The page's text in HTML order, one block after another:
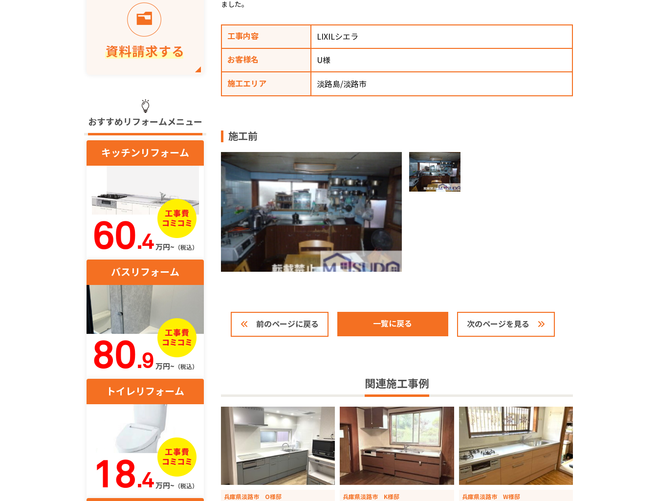
ました。
工事内容 LIXILシエラ
お客様名 U様
施工エリア 淡路島/淡路市
施工前
前のページに戻る 一覧に戻る 次のページを見る
関連施工事例
兵庫県淡路市 O様邸 兵庫県淡路市 K様邸 兵庫県淡路市 W様邸
おすすめリフォームメニュー
キッチンリフォーム
60.4万円~ （税込）
バスリフォーム
80.9 万円~ （税込）
トイレリフォーム
18.4万円~ （税込）